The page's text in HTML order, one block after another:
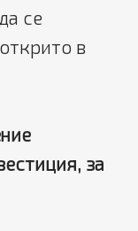
се
в
за